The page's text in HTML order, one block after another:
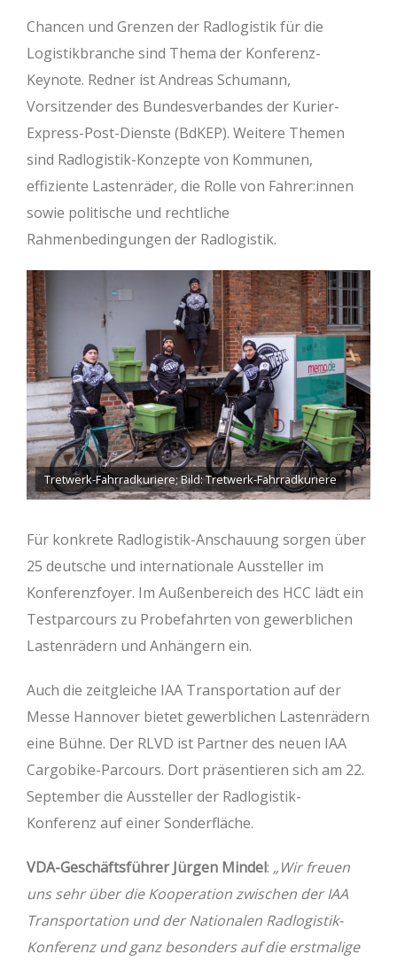
Chancen und Grenzen der Radlogistik für die
Logistikbranche sind Thema der Konferenz-
Keynote. Redner ist Andreas Schumann,
Vorsitzender des Bundesverbandes der Kurier-
Express-Post-Dienste (BdKEP). Weitere Themen
sind Radlogistik-Konzepte von Kommunen,
effiziente Lastenräder, die Rolle von Fahrer:innen
sowie politische und rechtliche
Rahmenbedingungen der Radlogistik.
Tretwerk-Fahrradkuriere; Bild: Tretwerk-Fahrradkuriere
Für konkrete Radlogistik-Anschauung sorgen über
25 deutsche und internationale Aussteller im
Konferenzfoyer. Im Außenbereich des HCC lädt ein
Testparcours zu Probefahrten von gewerblichen
Lastenrädern und Anhängern ein.
Auch die zeitgleiche IAA Transportation auf der
Messe Hannover bietet gewerblichen Lastenrädern
eine Bühne. Der RLVD ist Partner des neuen IAA
Cargobike-Parcours. Dort präsentieren sich am 22.
September die Aussteller der Radlogistik-
Konferenz auf einer Sonderfläche.
VDA-Geschäftsführer Jürgen Mindel: „Wir freuen
uns sehr über die Kooperation zwischen der IAA
Transportation und der Nationalen Radlogistik-
Konferenz und ganz besonders auf die erstmalige